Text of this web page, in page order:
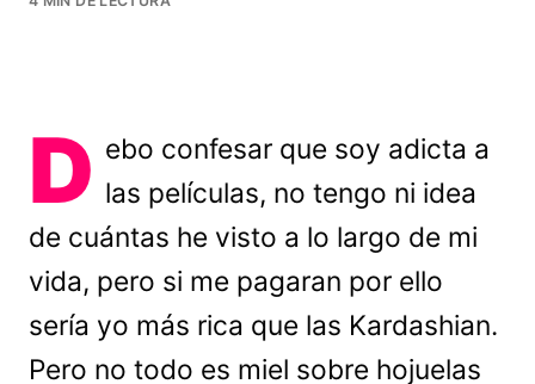
D ebo confesar que soy adicta a
las películas, no tengo ni idea
de cuántas he visto a lo largo de mi
vida, pero si me pagaran por ello
sería yo más rica que las Kardashian.
Pero no todo es miel sobre hojuelas